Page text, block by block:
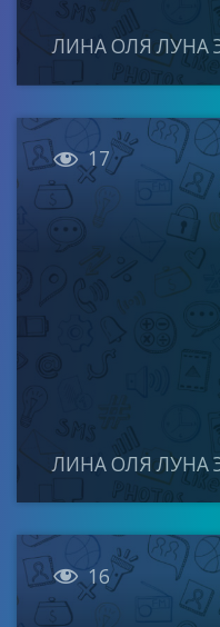
ЛИНА ОЛЯ ЛУНА
 17
ЛИНА ОЛЯ ЛУНА
 16